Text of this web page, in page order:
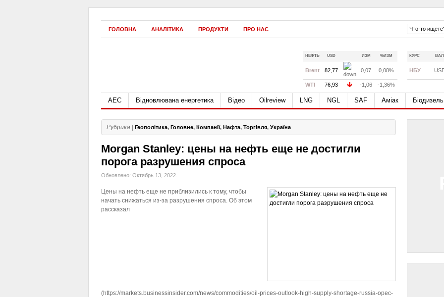
ГОЛОВНА АНАЛІТИКА ПРОДУКТИ ПРО НАС
КУРС ВАЛ
НБУ
НЕФТЬ USD ИЗМ %ИЗМ
Brent 82,77 0,07 0,08%
WTI 76,93 -1,06 -1,36%
АЕС Відновлювана енергетика Відео Oilreview LNG NGL SAF Аміак Біодизель
Рубрика | Геополітика, Головне, Компанії, Нафта, Торгівля, Україна
Morgan Stanley: цены на нефть еще не достигли
порога разрушения спроса
Обновлено: Октябрь 13, 2022.
Цены на нефть еще не приблизились к тому, чтобы
начать снижаться из-за разрушения спроса. Об этом
рассказал
(https://markets.businessinsider.com/news/commodities/oil-prices-outlook-high-supply-shortage-russia-opec-